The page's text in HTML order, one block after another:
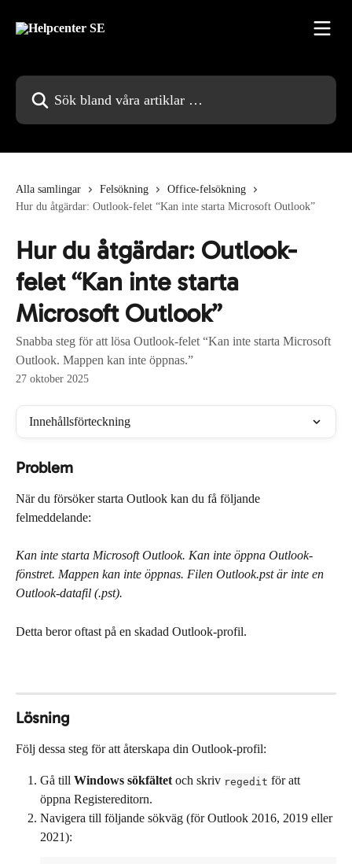
Sök bland våra artiklar …
Alla samlingar Felsökning
Office-felsökning
Hur du åtgärdar: Outlook-felet “Kan inte starta Microsoft Outlook”
Hur du åtgärdar: Outlook-
felet “Kan inte starta
Microsoft Outlook”
Snabba steg för att lösa Outlook-felet “Kan inte starta Microsoft
Outlook. Mappen kan inte öppnas.”
27 oktober 2025
Innehållsförteckning
Problem
När du försöker starta Outlook kan du få följande
felmeddelande:
Kan inte starta Microsoft Outlook. Kan inte öppna Outlook-
fönstret. Mappen kan inte öppnas. Filen Outlook.pst är inte en
Outlook-datafil (.pst).
Detta beror oftast på en skadad Outlook-profil.
Lösning
Följ dessa steg för att återskapa din Outlook-profil:
Gå till Windows sökfältet och skriv regedit för att
öppna Registereditorn.
Navigera till följande sökväg (för Outlook 2016, 2019 eller
2021):